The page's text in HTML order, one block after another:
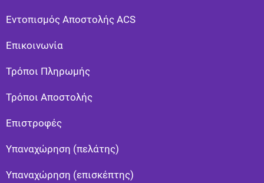
Εντοπισμός Αποστολής ACS
Επικοινωνία
Τρόποι Πληρωμής
Τρόποι Αποστολής
Eπιστροφές
Υπαναχώρηση (πελάτης)
Υπαναχώρηση (επισκέπτης)